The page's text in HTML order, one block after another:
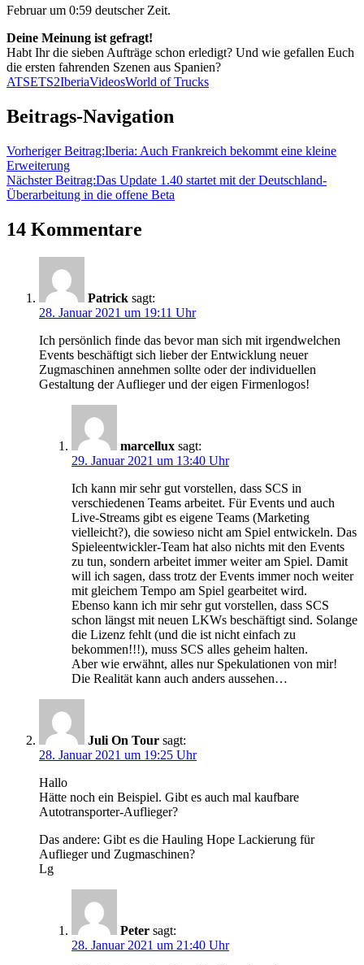
Februar um 0:59 deutscher Zeit.
Deine Meinung ist gefragt!
Habt Ihr die sieben Aufträge schon erledigt? Und wie gefallen Euch
die ersten fahrenden Szenen aus Spanien?
ATSETS2IberiaVideosWorld of Trucks
Beitrags-Navigation
Vorheriger Beitrag:Iberia: Auch Frankreich bekommt eine kleine
Erweiterung
Nächster Beitrag:Das Update 1.40 startet mit der Deutschland-
Überarbeitung in die offene Beta
14 Kommentare
Patrick sagt:
28. Januar 2021 um 19:11 Uhr
Ich persönlich finde das bevor man sich mit irgendwelchen
Events beschäftigt sich lieber der Entwicklung neuer
Zugmaschinen annehmen sollte oder der individuellen
Gestaltung der Auflieger und der eigen Firmenlogos!
marcellux sagt:
29. Januar 2021 um 13:40 Uhr
Ich kann mir sehr gut vorstellen, dass SCS in
verschiedenen Teams arbeitet. Für Events und auch
Live-Streams gibt es eigene Teams (Marketing
vielleicht?), die sowieso nicht am Spiel entwickeln. Das
Spieleentwickler-Team hat also nichts mit den Events
zu tun, sondern arbeitet immer weiter am Spiel. Damit
will ich sagen, dass trotz der Events immer noch weiter
mit gleichem Tempo am Spiel gearbeitet wird.
Ebenso kann ich mir sehr gut vorstellen, dass SCS
schon längst mit neuen LKWs beschäftigt sind. Solange
die Lizenz fehlt (und die ist nicht einfach zu
bekommen!!!), muss SCS alles geheim halten.
Aber wie erwähnt, alles nur Spekulationen von mir!
Die Realität kann auch anders aussehen…
Juli On Tour sagt:
28. Januar 2021 um 19:25 Uhr
Hallo
Hätte noch ein Beispiel. Gibt es auch mal kaufbare
Autotransporter-Auflieger?
Das andere: Gibt es die Hauling Hope Lackierung für
Auflieger und Zugmaschinen?
Lg
Peter sagt:
28. Januar 2021 um 21:40 Uhr